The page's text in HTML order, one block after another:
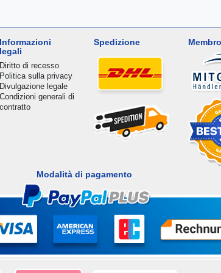
Informazioni
legali
Diritto di recesso
Politica sulla privacy
Divulgazione legale
Condizioni generali di
contratto
Spedizione
Modalità di pagamento